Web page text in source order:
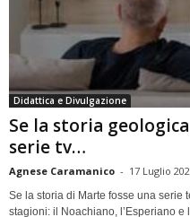
Didattica e Divulgazione
Se la storia
serie tv…
Agnese Caramanico - 17 Luglio
Se la storia di Marte fosse una serie
stagioni: il Noachiano, l’Esperiano